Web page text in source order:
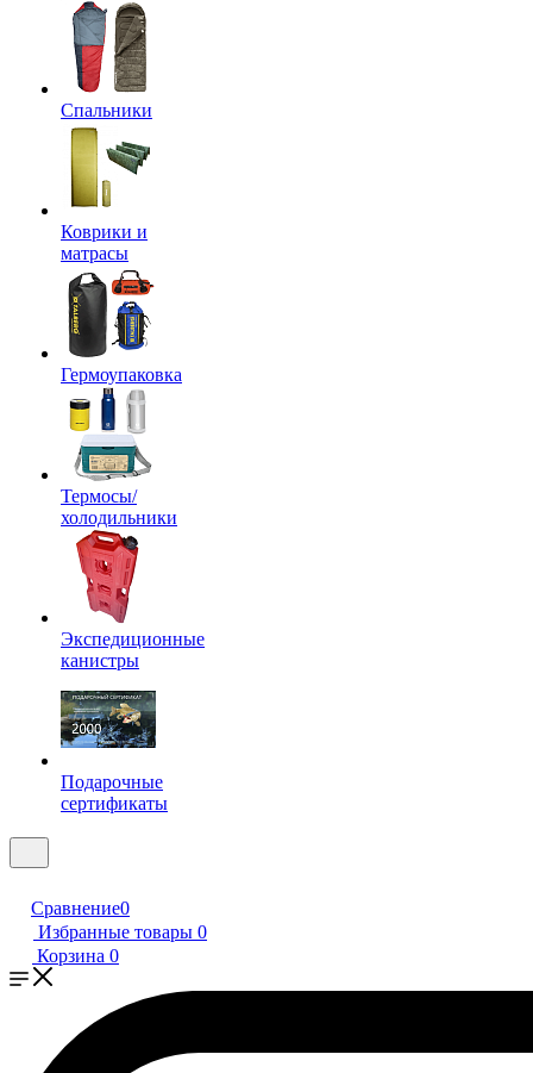
Спальники
Коврики и
матрасы
Гермоупаковка
Термосы/
холодильники
Экспедиционные
канистры
Подарочные
сертификаты
Сравнение0
Избранные товары 0
Корзина 0